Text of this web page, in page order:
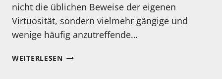
nicht die üblichen Beweise der eigenen
Virtuosität, sondern vielmehr gängige und
wenige häufig anzutreffende…
WEITERLESENKENNEN